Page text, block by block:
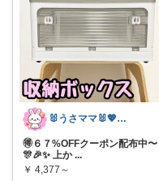
🐰うさママ🐰💖キッズ・ママの日常✨
🉐６７%OFFクーポン配布中〜
🎊🎉✨ 上か ...
￥ 4,377～